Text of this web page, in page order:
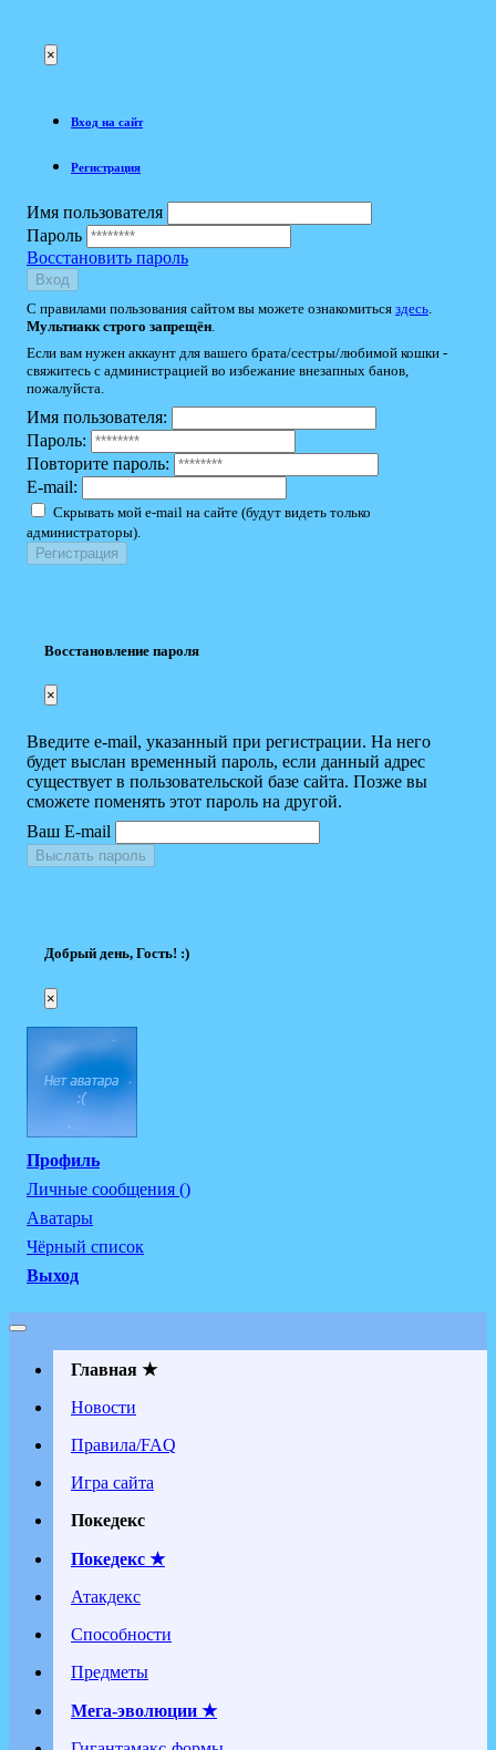
×
Вход на сайт
Регистрация
Имя пользователя
Пароль
Восстановить пароль
Вход
С правилами пользования сайтом вы можете ознакомиться здесь
Мультиакк строго запрещён
Если вам нужен аккаунт для вашего брата/сестры/любимой кошки -
свяжитесь с администрацией во избежание внезапных банов,
пожалуйста.
Имя пользователя:
Пароль:
Повторите пароль:
E-mail:
Скрывать мой e-mail на сайте (будут видеть только
администраторы).
Восстановление пароля
×
Введите e-mail, указанный при регистрации. На него
будет выслан временный пароль, если данный адрес
существует в пользовательской базе сайта. Позже вы
сможете поменять этот пароль на другой.
Ваш E-mail
Выслать пароль
Добрый день, Гость! :)
×
Профиль
Личные сообщения ()
Аватары
Чёрный список
Выход
Главная ★
Новости
Правила/FAQ
Игра сайта
Покедекс
Покедекс ★
Атакдекс
Способности
Предметы
Мега-эволюции ★